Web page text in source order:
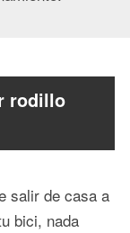
rodillo
salir de casa a
bici, nada